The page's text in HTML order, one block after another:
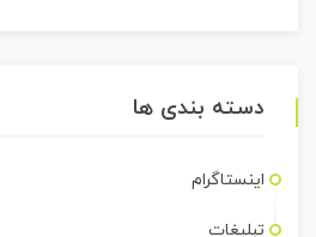
دسته بندی ها
اینستاگرام
تبلیغات